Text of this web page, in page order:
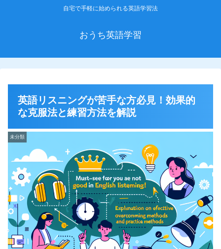
自宅で手軽に始められる英語学習法
おうち英語学習
英語リスニングが苦手な方必見！効果的
な克服法と練習方法を解説
未分類